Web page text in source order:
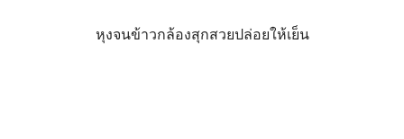
หุงจนข้าวกล้องสุกสวยปล่อยให้เย็น